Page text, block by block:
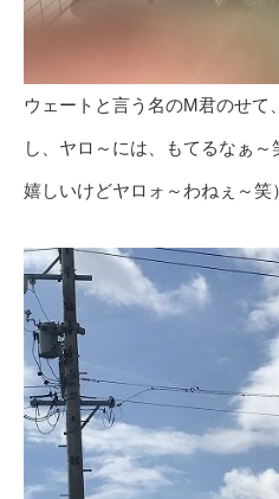
ウェートと言う名のM君のせて
し、ヤロ～には、もてるなぁ
嬉しいけどヤロォ～わねぇ～笑）